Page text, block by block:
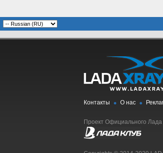
Контакты О нас
Проект Официального Лада